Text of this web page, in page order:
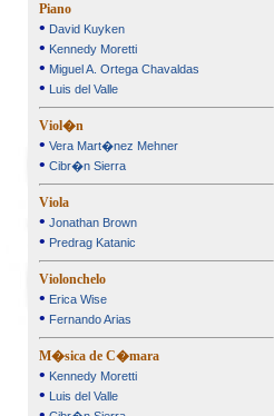
Piano
• David Kuyken
• Kennedy Moretti
• Miguel A. Ortega Chavaldas
• Luis del Valle
Viol�n
• Vera Mart�nez Mehner
• Cibr�n Sierra
Viola
• Jonathan Brown
• Predrag Katanic
Violonchelo
• Erica Wise
• Fernando Arias
M�sica de C�mara
• Kennedy Moretti
• Luis del Valle